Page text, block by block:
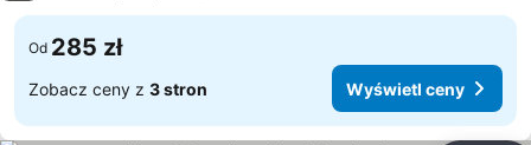
Od 285 zł
Zobacz ceny z 3 stron Wyświetl ceny